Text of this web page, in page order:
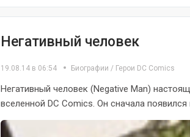
Негативный человек
19.08.14 в 06:54 Биографии / Герои DC Comics
Негативный человек (Negative Man)
вселенной DC Comics. Он сначала появился